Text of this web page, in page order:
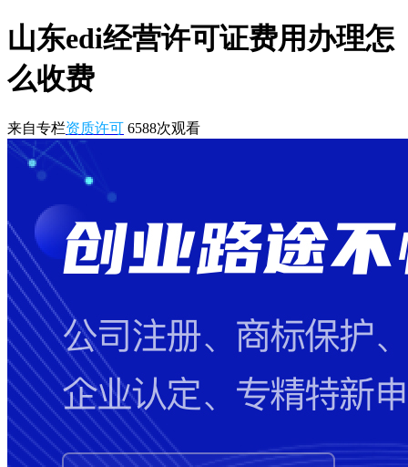
山东edi经营许可证费用办理怎
么收费
来自专栏资质许可 6588次观看